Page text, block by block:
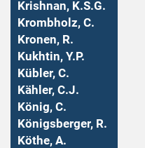
Krishnan, K.S.G.
Krombholz, C.
Kronen, R.
Kukhtin, Y.P.
Kübler, C.
Kähler, C.J.
König, C.
Königsberger, R.
Köthe, A.